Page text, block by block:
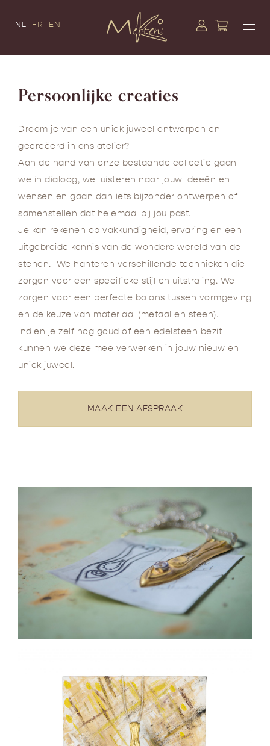
NL FR EN
Persoonlijke creaties
Droom je van een uniek juweel ontworpen en
gecreëerd in ons atelier?
Aan de hand van onze bestaande collectie gaan
we in dialoog, we luisteren naar jouw ideeën en
wensen en gaan dan iets bijzonder ontwerpen of
samenstellen dat helemaal bij jou past.
Je kan rekenen op vakkundigheid, ervaring en een
uitgebreide kennis van de wondere wereld van de
stenen. We hanteren verschillende technieken die
zorgen voor een specifieke stijl en uitstraling. We
zorgen voor een perfecte balans tussen vormgeving
en de keuze van materiaal (metaal en steen).
Indien je zelf nog goud of een edelsteen bezit
kunnen we deze mee verwerken in jouw nieuw en
uniek juweel.
MAAK EEN AFSPRAAK